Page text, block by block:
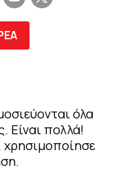
όλα
Είναι πολλά!
χρησιμοποίησε